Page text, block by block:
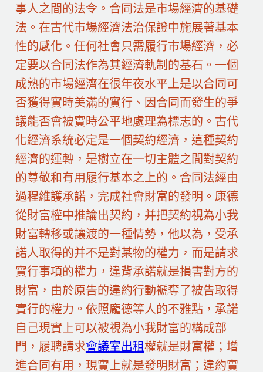
事人之間的法令。合同法是市場經濟的基礎
法。在古代市場經濟法治保證中施展著基本
性的感化。任何社會只需履行市場經濟，必
定要以合同法作為其經濟軌制的基石。一個
成熟的市場經濟在很年夜水平上是以合同可
否獲得實時美滿的實行、因合同而發生的爭
議能否會被實時公平地處理為標志的。古代
化經濟系統必定是一個契約經濟，這種契約
經濟的運轉，是樹立在一切主體之間對契約
的尊敬和有用履行基本之上的。合同法經由
過程維護承諾，完成社會財富的發明。康德
從財富權中推論出契約，并把契約視為小我
財富轉移或讓渡的一種情勢，他以為，受承
諾人取得的并不是對某物的權力，而是請求
實行事項的權力，違背承諾就是損害對方的
財富，由於原告的違約行動褫奪了被告取得
實行的權力。依照龐德等人的不雅點，承諾
自己現實上可以被視為小我財富的構成部
門，履聘請求會議室出租權就是財富權；增
進合同有用，現實上就是發明財富；違約實